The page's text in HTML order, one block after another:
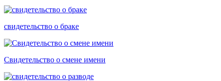
свидетельство о браке
Свидетельство о смене имени